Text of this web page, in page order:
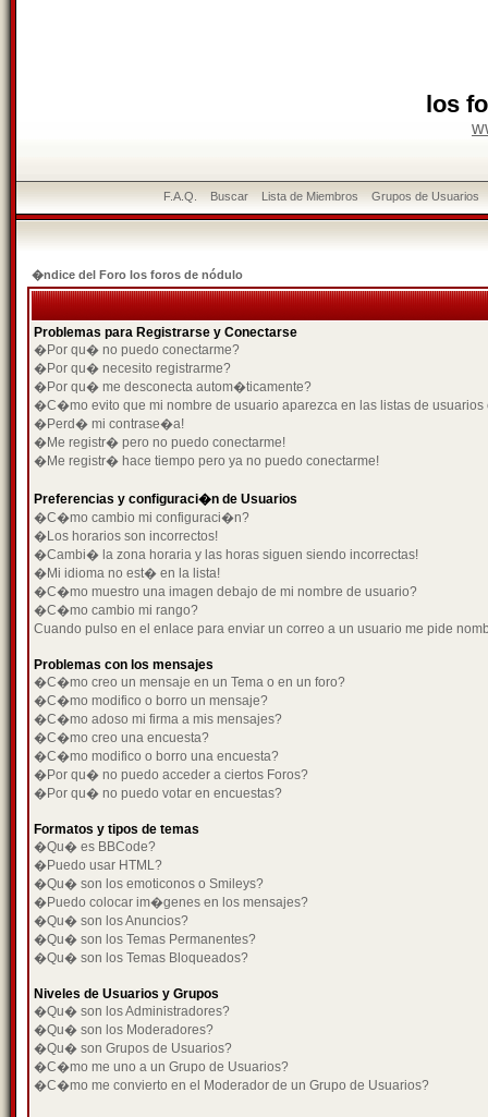
los
F.A.Q. Buscar Lista de Miembros Grupos de Usuarios
�ndice del Foro los foros de nódulo
Problemas para Registrarse y Conectarse
�Por qu� no puedo conectarme?
�Por qu� necesito registrarme?
�Por qu� me desconecta autom�ticamente?
�C�mo evito que mi nombre de usuario aparezca en las listas de usuarios
�Perd� mi contrase�a!
�Me registr� pero no puedo conectarme!
�Me registr� hace tiempo pero ya no puedo conectarme!
Preferencias y configuraci�n de Usuarios
�C�mo cambio mi configuraci�n?
�Los horarios son incorrectos!
�Cambi� la zona horaria y las horas siguen siendo incorrectas!
�Mi idioma no est� en la lista!
�C�mo muestro una imagen debajo de mi nombre de usuario?
�C�mo cambio mi rango?
Cuando pulso en el enlace para enviar un correo a un usuario me pide
Problemas con los mensajes
�C�mo creo un mensaje en un Tema o en un foro?
�C�mo modifico o borro un mensaje?
�C�mo adoso mi firma a mis mensajes?
�C�mo creo una encuesta?
�C�mo modifico o borro una encuesta?
�Por qu� no puedo acceder a ciertos Foros?
�Por qu� no puedo votar en encuestas?
Formatos y tipos de temas
�Qu� es BBCode?
�Puedo usar HTML?
�Qu� son los emoticonos o Smileys?
�Puedo colocar im�genes en los mensajes?
�Qu� son los Anuncios?
�Qu� son los Temas Permanentes?
�Qu� son los Temas Bloqueados?
Niveles de Usuarios y Grupos
�Qu� son los Administradores?
�Qu� son los Moderadores?
�Qu� son Grupos de Usuarios?
�C�mo me uno a un Grupo de Usuarios?
�C�mo me convierto en el Moderador de un Grupo de Usuarios?